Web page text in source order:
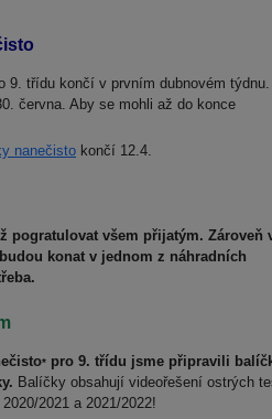
9. třídu končí v prvním dubnovém týdnu.
června. Aby se mohli až do konce
nanečisto končí 12.4.
pogratulovat všem přijatým. Zároveň
konat v jednom z náhradních
* pro 9. třídu jsme připravili
Balíčky obsahují videořešení ostrých
2021 a 2021/2022!